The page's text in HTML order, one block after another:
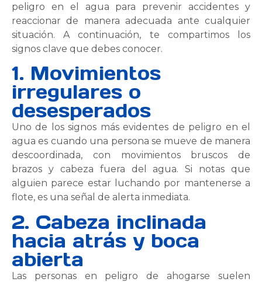
peligro en el agua para prevenir accidentes y
reaccionar de manera adecuada ante cualquier
situación. A continuación, te compartimos los
signos clave que debes conocer.
1. Movimientos
irregulares o
desesperados
Uno de los signos más evidentes de peligro en el
agua es cuando una persona se mueve de manera
descoordinada, con movimientos bruscos de
brazos y cabeza fuera del agua. Si notas que
alguien parece estar luchando por mantenerse a
flote, es una señal de alerta inmediata.
2. Cabeza inclinada
hacia atrás y boca
abierta
Las personas en peligro de ahogarse suelen